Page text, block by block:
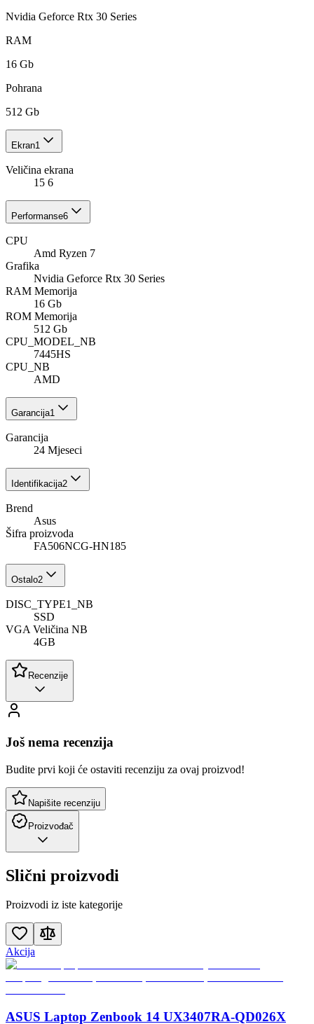
Nvidia Geforce Rtx 30 Series
RAM
16 Gb
Pohrana
512 Gb
Ekran1
Veličina ekrana
15 6
Performanse6
CPU
Amd Ryzen 7
Grafika
Nvidia Geforce Rtx 30 Series
RAM Memorija
16 Gb
ROM Memorija
512 Gb
CPU_MODEL_NB
7445HS
CPU_NB
AMD
Garancija1
Garancija
24 Mjeseci
Identifikacija2
Brend
Asus
Šifra proizvoda
FA506NCG-HN185
Ostalo2
DISC_TYPE1_NB
SSD
VGA Veličina NB
4GB
Recenzije
Još nema recenzija
Budite prvi koji će ostaviti recenziju za ovaj proizvod!
Napišite recenziju
Proizvođač
Slični proizvodi
Proizvodi iz iste kategorije
Akcija
ASUS Laptop Zenbook 14 UX3407RA-QD026X